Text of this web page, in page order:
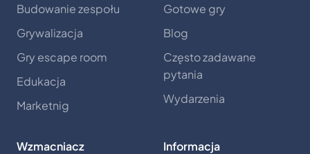
Budowanie zespołu
Grywalizacja
Gry escape room
Edukacja
Marketnig
Gotowe gry
Blog
Często zadawane
pytania
Wydarzenia
Wzmacniacz
Informacja